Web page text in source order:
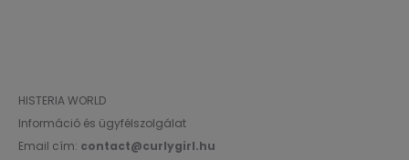
HISTERIA WORLD
Információ és ügyfélszolgálat
Email cím: contact@curlygirl.hu